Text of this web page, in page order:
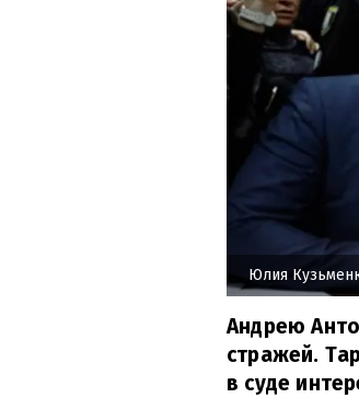
Юлия
Андрею
стражей.
в суде